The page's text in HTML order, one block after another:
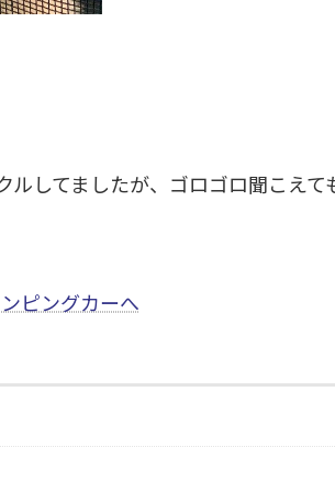
ルしてましたが、ゴロゴロ聞こえ